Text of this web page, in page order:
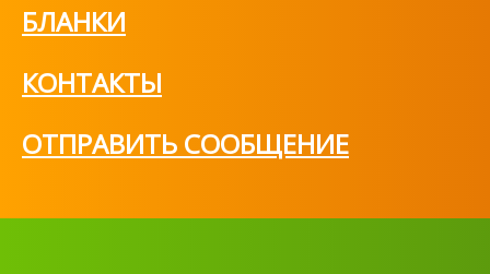
БЛАНКИ
КОНТАКТЫ
ОТПРАВИТЬ СООБЩЕНИЕ